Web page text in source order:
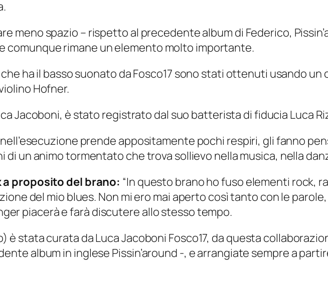
meno spazio – rispetto al precedente album di Federico,
comunque rimane un elemento molto importante.
ha il basso suonato da Fosco17 sono stati ottenuti usando un
Hofner.
Jacoboni, è stato registrato dal suo batterista di fiducia Luca
prende appositamente pochi respiri, gli fanno
di un animo tormentato che trova sollievo nella musica, nella
a proposito del brano: “In questo brano ho fuso elementi rock,
del mio blues. Non mi ero mai aperto così tanto con le
piacerà e farà discutere allo stesso tempo.
è stata curata da Luca Jacoboni Fosco17, da questa
album in inglese Pissin’around -, e arrangiate sempre a